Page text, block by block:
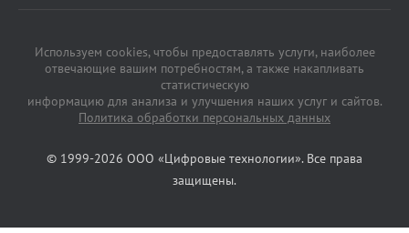
Используем cookies, чтобы предоставлять услуги, наиболее
отвечающие вашим потребностям, а также накапливать
статистическую
информацию для анализа и улучшения наших услуг и сайтов.
Политика обработки персональных данных
© 1999-2026 ООО «Цифровые технологии». Все права
защищены.